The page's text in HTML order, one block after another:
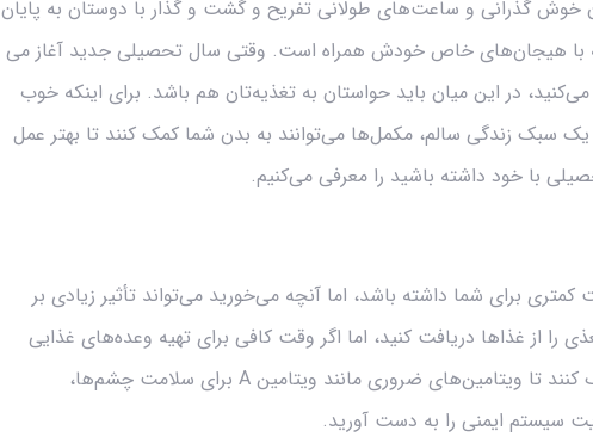
خوش گذرانی و ساعت‌های طولانی تفریح و گشت و گذار با دوستان به پایان
با هیجان‌های خاص خودش همراه است. وقتی سال تحصیلی جدید آغاز می
در این میان باید حواستان به تغذیه‌تان هم باشد. برای اینکه خوب
سبک زندگی سالم، مکمل‌ها می‌توانند به بدن شما کمک کنند تا بهتر عمل
برای شما داشته باشد، اما آنچه می‌خورید می‌تواند تأثیر زیادی بر
را از غذاها دریافت کنید، اما اگر وقت کافی برای تهیه وعده‌های غذایی
متعادل ندارید، مولتی‌ویتامین‌ها می‌توانند به شما کمک کنند تا ویتامین‌های ضروری مانند ویتامین A برای سلامت چشم‌ها،